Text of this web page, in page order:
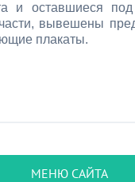
и оставшиеся
вывешены
плакаты.
МЕНЮ САЙТА